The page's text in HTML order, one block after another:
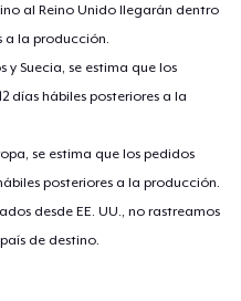
al Reino Unido llegarán dentro
a la producción.
y Suecia, se estima que los
días hábiles posteriores a la
se estima que los pedidos
posteriores a la producción.
desde EE. UU., no rastreamos
de destino.